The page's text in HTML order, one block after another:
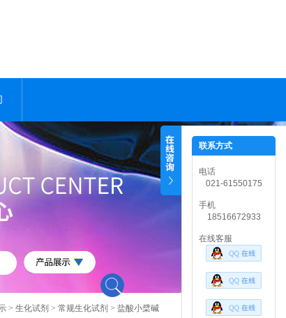
> 生化试剂 > 常规生化试剂 > 盐酸小檗碱
联系方式
电话
021-61550175
手机
18516672933
在线客服